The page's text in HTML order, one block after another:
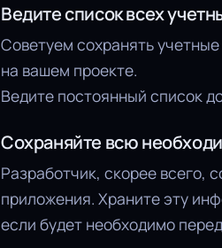
Ведите список всех
Советуем сохранять
на вашем проекте.
Ведите постоянный список
Сохраняйте всю
Разработчик, скорее всего,
приложения. Храните эту
если будет необходимо